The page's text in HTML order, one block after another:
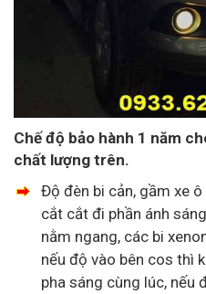
Chế độ bảo hành 1 năm
chất lượng trên.
Độ đèn bi cản, gầm xe
cắt cắt đi phần ánh
nằm ngang, các bi
nếu độ vào bên cos thì
pha sáng cùng lúc, nếu